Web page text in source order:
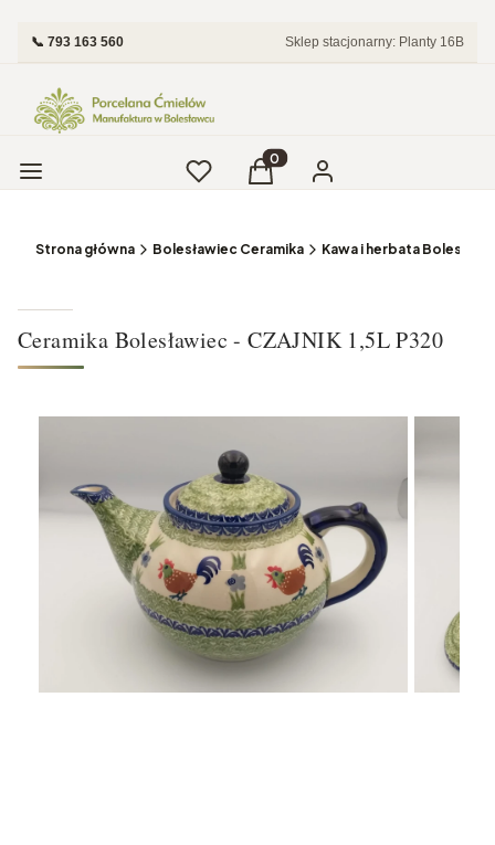
📞 793 163 560 Sklep stacjonarny: Planty 16B
Menu UlubioneProdukty w koszyku: 0.
Koszyk Zaloguj się
Strona główna Bolesławiec Ceramika Kawa i herbata
Ceramika Bolesławiec - CZAJNIK 1,5L P320